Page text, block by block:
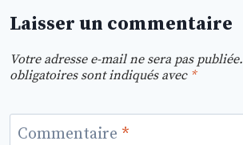
Laisser un commentaire
Votre adresse e-mail ne sera pas publiée.
obligatoires sont indiqués avec *
Commentaire *